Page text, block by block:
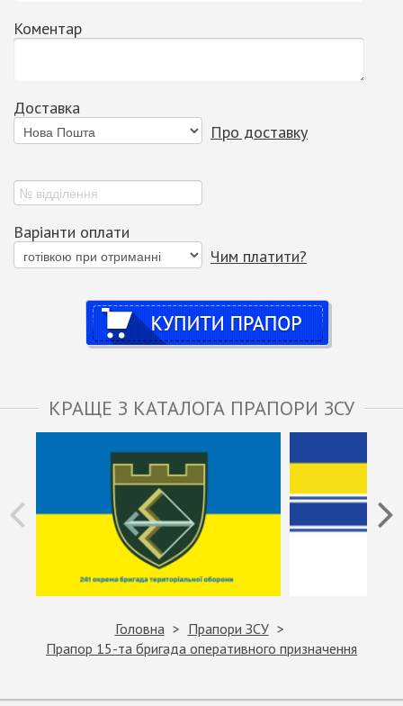
Коментар
Доставка
Про доставку
Варіанти оплати
Чим платити?
Купити
КРАЩЕ З КАТАЛОГА ПРАПОРИ ЗСУ
Головна
Прапори ЗСУ
Прапор 15-та бригада оперативного призначення